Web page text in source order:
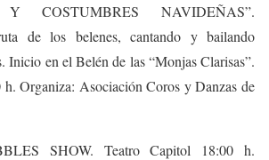
Y COSTUMBRES NAVIDEÑAS”.
de los belenes, cantando y bailando
Inicio en el Belén de las “Monjas Clarisas”.
Organiza: Asociación Coros y Danzas de
SHOW. Teatro Capitol 18:00 h.